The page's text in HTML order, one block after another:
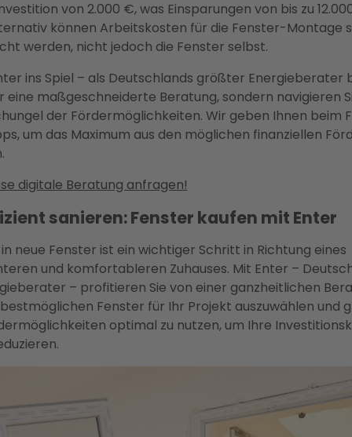
von 2.000 €, was Einsparungen von bis zu
können Arbeitskosten für die Fenster-Montage
werden, nicht jedoch die Fenster selbst.
ins Spiel – als Deutschlands größter Energieberater
eine maßgeschneiderte Beratung, sondern navigieren
der Fördermöglichkeiten. Wir geben Ihnen beim
um das Maximum aus den möglichen finanziellen
digitale Beratung anfragen!
sanieren: Fenster kaufen mit Enter
neue Fenster ist ein wichtiger Schritt in Richtung eines
und komfortableren Zuhauses. Mit Enter –
– profitieren Sie von einer ganzheitlichen
Fenster für Ihr Projekt auszuwählen und
optimal zu nutzen, um Ihre